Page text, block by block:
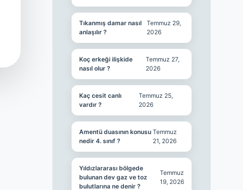
Tıkanmış damar nasıl
anlaşılır ?
Temmuz 29,
2026
Koç erkeği ilişkide
nasıl olur ?
Temmuz 27,
2026
Kaç cesit canlı
vardır ?
Temmuz 25,
2026
Amentü duasının konusu
nedir 4. sınıf ?
Temmuz
21, 2026
Yıldızlararası bölgede
bulunan dev gaz ve toz
bulutlarına ne denir ?
Temmuz
19, 2026